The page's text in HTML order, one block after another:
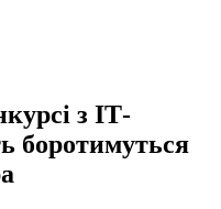
з ІТ-
боротимуться